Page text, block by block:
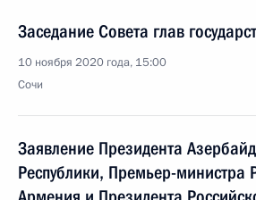
Заседание Совета глав
10 ноября 2020 года, 15:00
Сочи
Заявление Президента
Республики, Премьер-министра